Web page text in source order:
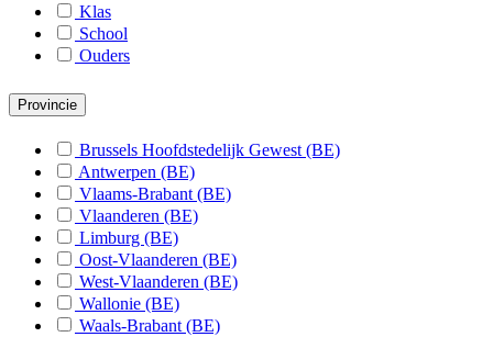
B-Zonhoven
B-Zutendaal
B-Wellen
B-Voeren
B-Heers
B-Nieuwerkerken
B-Kinrooi
S-Lommel
Klas
School
Ouders
Provincie
Brussels Hoofdstedelijk Gewest (BE)
Antwerpen (BE)
Vlaams-Brabant (BE)
Vlaanderen (BE)
Limburg (BE)
Oost-Vlaanderen (BE)
West-Vlaanderen (BE)
Wallonie (BE)
Waals-Brabant (BE)